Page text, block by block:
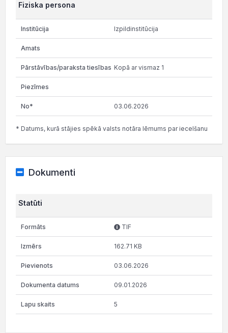
Fiziska persona
Izpildinstitūcija
Kopā ar vismaz 1
03.06.2026
* Datums, kurā stājies spēkā valsts notāra lēmums par iecelšanu
Dokumenti
Statūti
TIF
162.71 KB
03.06.2026
09.01.2026
5